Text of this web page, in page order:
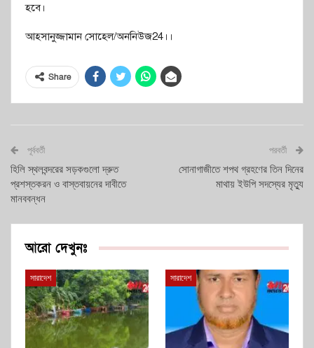
হবে।
আহসানুজ্জামান সোহেল/অননিউজ24।।
Share
পূর্ববর্তী
হিলি স্থলবন্দরের সড়কগুলো দ্রুত
প্রশস্তকরন ও বাস্তবায়নের দাবীতে
মানববন্ধন
পরবর্তী
সোনাগাজীতে শপথ গ্রহণের তিন দিনের
মাথায় ইউপি সদস্যের মৃত্যু
আরো দেখুনঃ
সারাদেশ সারাদেশ